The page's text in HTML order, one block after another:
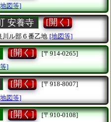
図等]
安養寺 [開く]
川ル部６番乙地 [地図等]
[開く]
[〒914-0265]
]
[開く]
[〒918-8007]
図等]
[開く]
[〒910-0108]